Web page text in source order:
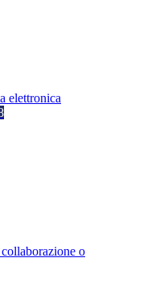
elettronica
o